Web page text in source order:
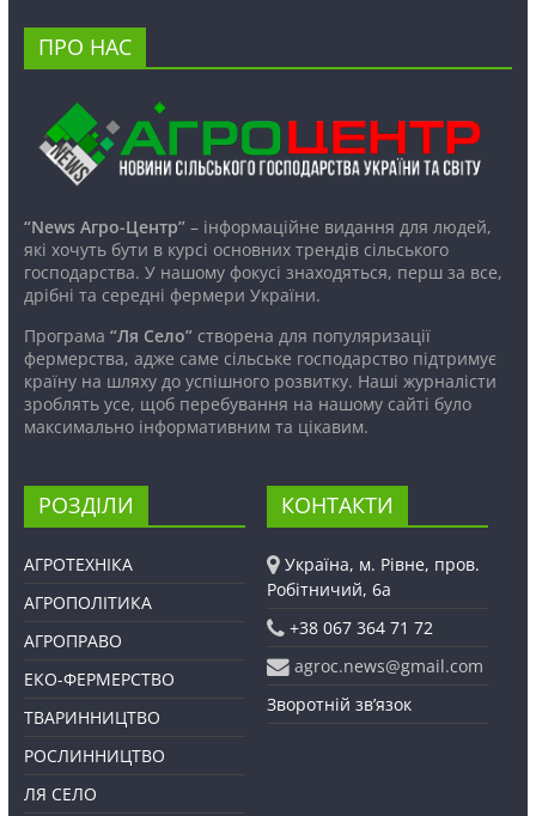
ПРО НАС
“News Агро-Центр”– інформаційне видання для людей,
які хочуть бути в курсі основних трендів сільського
господарства. У нашому фокусі знаходяться, перш за все,
дрібні та середні фермери України.
Програма “Ля Село”створена для популяризації
фермерства, адже саме сільське господарство підтримує
країну на шляху до успішного розвитку. Наші журналісти
зроблять усе, щоб перебування на нашому сайті було
максимально інформативним та цікавим.
РОЗДІЛИ
АГРОТЕХНІКА
АГРОПОЛІТИКА
АГРОПРАВО
ЕКО-ФЕРМЕРСТВО
ТВАРИННИЦТВО
РОСЛИННИЦТВО
ЛЯ СЕЛО
КОНТАКТИ
Україна, м. Рівне, пров.
Робітничий, 6а
+38 067 364 71 72
agroc.news@gmail.com
Зворотній зв’язок